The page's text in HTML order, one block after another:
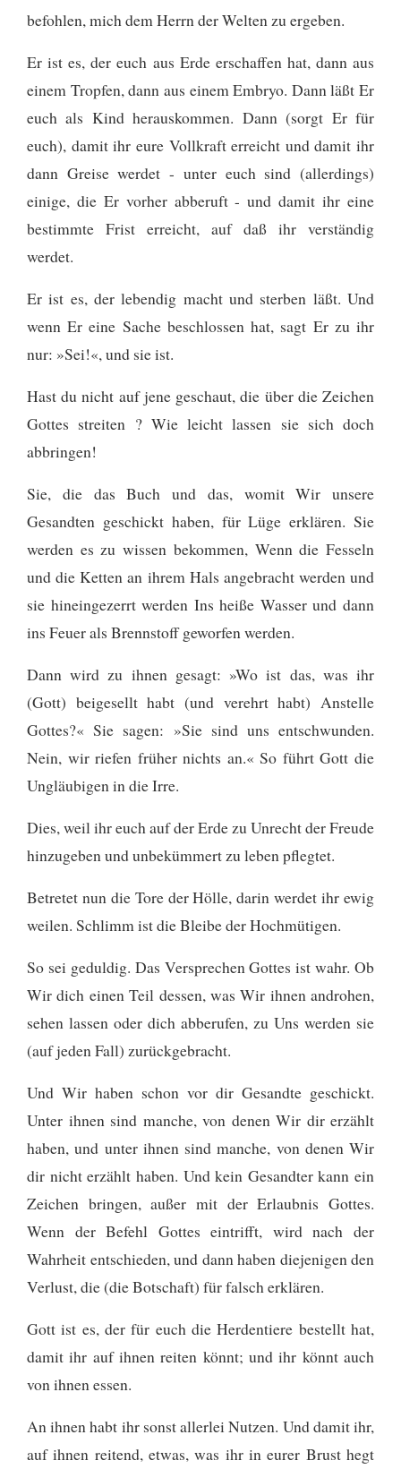
befohlen, mich dem Herrn der Welten zu ergeben.
Er ist es, der euch aus Erde erschaffen hat, dann aus
einem Tropfen, dann aus einem Embryo. Dann läßt Er
euch als Kind herauskommen. Dann (sorgt Er für
euch), damit ihr eure Vollkraft erreicht und damit ihr
dann Greise werdet - unter euch sind (allerdings)
einige, die Er vorher abberuft - und damit ihr eine
bestimmte Frist erreicht, auf daß ihr verständig
werdet.
Er ist es, der lebendig macht und sterben läßt. Und
wenn Er eine Sache beschlossen hat, sagt Er zu ihr
nur: »Sei!«, und sie ist.
Hast du nicht auf jene geschaut, die über die Zeichen
Gottes streiten ? Wie leicht lassen sie sich doch
abbringen!
Sie, die das Buch und das, womit Wir unsere
Gesandten geschickt haben, für Lüge erklären. Sie
werden es zu wissen bekommen, Wenn die Fesseln
und die Ketten an ihrem Hals angebracht werden und
sie hineingezerrt werden Ins heiße Wasser und dann
ins Feuer als Brennstoff geworfen werden.
Dann wird zu ihnen gesagt: »Wo ist das, was ihr
(Gott) beigesellt habt (und verehrt habt) Anstelle
Gottes?« Sie sagen: »Sie sind uns entschwunden.
Nein, wir riefen früher nichts an.« So führt Gott die
Ungläubigen in die Irre.
Dies, weil ihr euch auf der Erde zu Unrecht der Freude
hinzugeben und unbekümmert zu leben pflegtet.
Betretet nun die Tore der Hölle, darin werdet ihr ewig
weilen. Schlimm ist die Bleibe der Hochmütigen.
So sei geduldig. Das Versprechen Gottes ist wahr. Ob
Wir dich einen Teil dessen, was Wir ihnen androhen,
sehen lassen oder dich abberufen, zu Uns werden sie
(auf jeden Fall) zurückgebracht.
Und Wir haben schon vor dir Gesandte geschickt.
Unter ihnen sind manche, von denen Wir dir erzählt
haben, und unter ihnen sind manche, von denen Wir
dir nicht erzählt haben. Und kein Gesandter kann ein
Zeichen bringen, außer mit der Erlaubnis Gottes.
Wenn der Befehl Gottes eintrifft, wird nach der
Wahrheit entschieden, und dann haben diejenigen den
Verlust, die (die Botschaft) für falsch erklären.
Gott ist es, der für euch die Herdentiere bestellt hat,
damit ihr auf ihnen reiten könnt; und ihr könnt auch
von ihnen essen.
An ihnen habt ihr sonst allerlei Nutzen. Und damit ihr,
auf ihnen reitend, etwas, was ihr in eurer Brust hegt